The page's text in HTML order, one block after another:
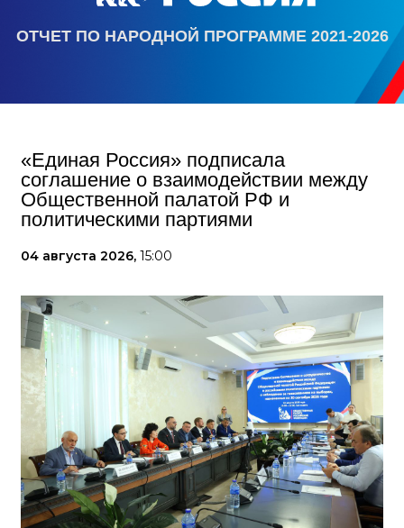
ОТЧЕТ ПО НАРОДНОЙ ПРОГРАММЕ 2021-2026
«Единая Россия» подписала
соглашение о взаимодействии между
Общественной палатой РФ и
политическими партиями
04 августа 2026, 15:00